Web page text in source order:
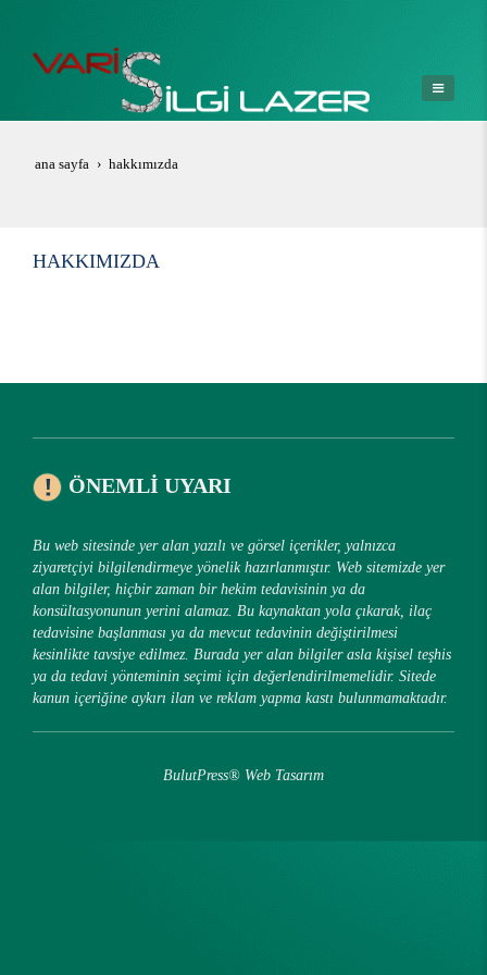
ana sayfa hakkimizda
HAKKIMIZDA
ÖNEMLI UYARI
Bu web sitesinde yer alan yazılı ve görsel içerikler, yalnızca
ziyaretçiyi bilgilendirmeye yönelik hazırlanmıştır. Web sitemizde yer
alan bilgiler, hiçbir zaman bir hekim tedavisinin ya da
konsültasyonunun yerini alamaz. Bu kaynaktan yola çıkarak, ilaç
tedavisine başlanması ya da mevcut tedavinin değiştirilmesi
kesinlikte tavsiye edilmez. Burada yer alan bilgiler asla kişisel teşhis
ya da tedavi yönteminin seçimi için değerlendirilmemelidir. Sitede
kanun içeriğine aykırı ilan ve reklam yapma kastı bulunmamaktadır.
BulutPress® Web Tasarım